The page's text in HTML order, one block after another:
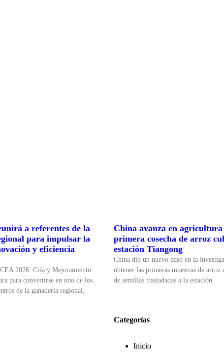
a referentes de la
para impulsar la
y eficiencia
2026: Cría y Mejoramiento
para convertirse en uno de los
de la ganadería regional,
China avanza en
primera cosecha de arroz
estación Tiangong
China dio un nuevo paso en la
obtener las primeras muestras de
de semillas trasladadas a la estación
Categorías
Inicio